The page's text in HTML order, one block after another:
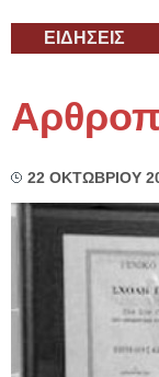
ΕΙΔΗΣΕΙΣ
22 ΟΚΤΩΒΡΙΟΥ